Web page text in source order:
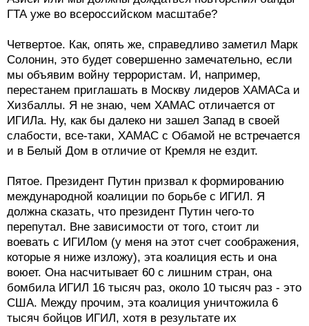
ГТА уже во всероссийском масштабе?
Четвертое. Как, опять же, справедливо заметил Марк
Солонин, это будет совершенно замечательно, если
мы объявим войну террористам. И, например,
перестанем приглашать в Москву лидеров ХАМАСа и
Хизбаллы. Я не знаю, чем ХАМАС отличается от
ИГИЛа. Ну, как бы далеко ни зашел Запад в своей
слабости, все-таки, ХАМАС с Обамой не встречается
и в Белый Дом в отличие от Кремля не ездит.
Пятое. Президент Путин призвал к формированию
международной коалиции по борьбе с ИГИЛ. Я
должна сказать, что президент Путин чего-то
перепутал. Вне зависимости от того, стоит ли
воевать с ИГИЛом (у меня на этот счет соображения,
которые я ниже изложу), эта коалиция есть и она
воюет. Она насчитывает 60 с лишним стран, она
бомбила ИГИЛ 16 тысяч раз, около 10 тысяч раз - это
США. Между прочим, эта коалиция уничтожила 6
тысяч бойцов ИГИЛ, хотя в результате их